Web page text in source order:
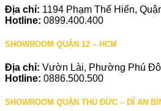
Địa chỉ: 1194 Phạm Thế Hiển,
Hotline: 0899.400.400
SHOWROOM QUẬN 12 – HCM
Địa chỉ: Vườn Lài, Phường Phú
Hotline: 0886.500.500
SHOWROOM QUẬN THỦ ĐỨC – DĨ AN